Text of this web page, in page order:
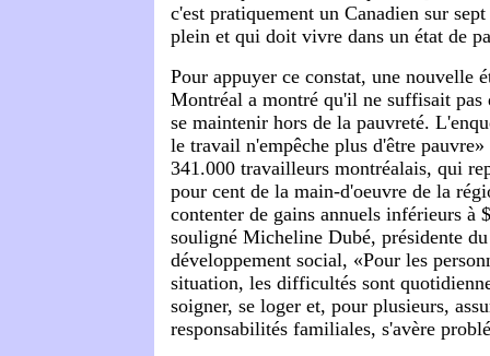
c'est pratiquement un Canadien sur
plein et qui doit vivre dans un état de
Pour appuyer ce constat, une nouvelle
Montréal a montré qu'il ne suffisait
se maintenir hors de la pauvreté.
le travail n'empêche plus d'être
341.000 travailleurs montréalais, qui
pour cent de la main-d'oeuvre de la
contenter de gains annuels inférieurs à
souligné Micheline Dubé, présidente
développement social, «Pour les
situation, les difficultés sont
soigner, se loger et, pour plusieurs,
responsabilités familiales, s'avère